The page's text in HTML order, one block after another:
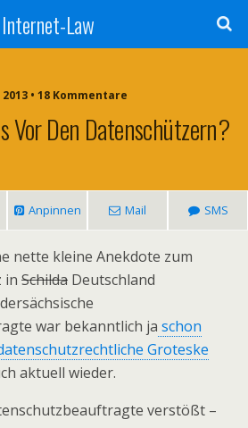
Internet-Law
2013 • 18 Kommentare
Vor Den Datenschützern?
Anpinnen Mail SMS
nette kleine Anekdote zum
in Schilda Deutschland
war bekanntlich ja schon
Groteske
aktuell wieder.
verstößt –